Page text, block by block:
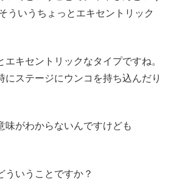
ういうちょっとエキセントリック
エキセントリックなタイプですね。
にステージにウンコを持ち込んだり
味がわからないんですけども
ういうことですか？